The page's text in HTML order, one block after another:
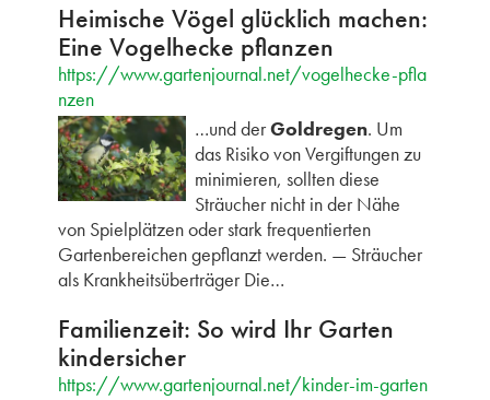
Heimische Vögel glücklich machen:
Eine Vogelhecke pflanzen
https://www.gartenjournal.net/vogelhecke-pfla
nzen
…und derGoldregen. Um
das Risiko von Vergiftungen zu
minimieren, sollten diese
Sträucher nicht in der Nähe
von Spielplätzen oder stark frequentierten
Gartenbereichen gepflanzt werden. — Sträucher
als Krankheitsüberträger Die…
Familienzeit: So wird Ihr Garten
kindersicher
https://www.gartenjournal.net/kinder-im-garten